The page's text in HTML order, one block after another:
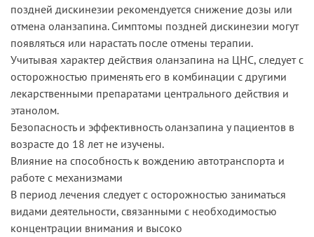
поздней дискинезии рекомендуется снижение дозы или
отмена оланзапина. Симптомы поздней дискинезии могут
появляться или нарастать после отмены терапии.
Учитывая характер действия оланзапина на ЦНС, следует с
осторожностью применять его в комбинации с другими
лекарственными препаратами центрального действия и
этанолом.
Безопасность и эффективность оланзапина у пациентов в
возрасте до 18 лет не изучены.
Влияние на способность к вождению автотранспорта и
работе с механизмами
В период лечения следует с осторожностью заниматься
видами деятельности, связанными с необходимостью
концентрации внимания и высоко